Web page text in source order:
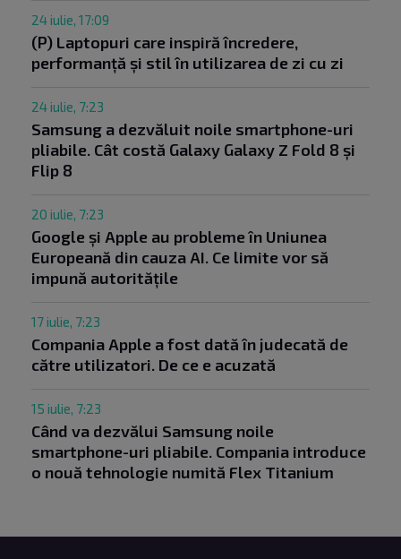
24 iulie, 17:09
(P) Laptopuri care inspiră încredere,
performanță și stil în utilizarea de zi cu zi
24 iulie, 7:23
Samsung a dezvăluit noile smartphone-uri
pliabile. Cât costă Galaxy Galaxy Z Fold 8 și
Flip 8
20 iulie, 7:23
Google și Apple au probleme în Uniunea
Europeană din cauza AI. Ce limite vor să
impună autoritățile
17 iulie, 7:23
Compania Apple a fost dată în judecată de
către utilizatori. De ce e acuzată
15 iulie, 7:23
Când va dezvălui Samsung noile
smartphone-uri pliabile. Compania introduce
o nouă tehnologie numită Flex Titanium